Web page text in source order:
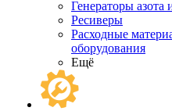
Генераторы азота
Ресиверы
Расходные
оборудования
Ещё